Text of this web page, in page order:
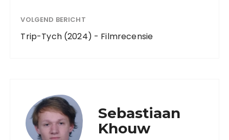
VOLGEND BERICHT
Trip-Tych (2024) - Filmrecensie
Sebastiaan
Khouw